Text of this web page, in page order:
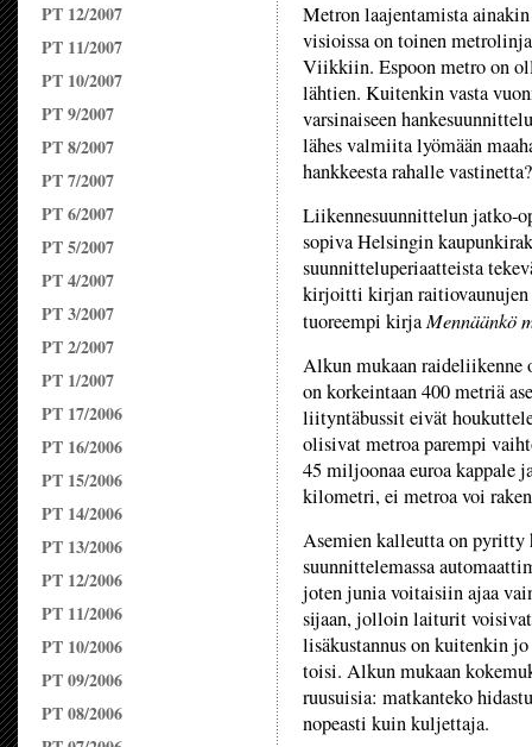
PT 12/2007
PT 11/2007
PT 10/2007
PT 9/2007
PT 8/2007
PT 7/2007
PT 6/2007
PT 5/2007
PT 4/2007
PT 3/2007
PT 2/2007
PT 1/2007
PT 17/2006
PT 16/2006
PT 15/2006
PT 14/2006
PT 13/2006
PT 12/2006
PT 11/2006
PT 10/2006
PT 09/2006
PT 08/2006
Metron laajentamista
visioissa on toinen
Viikkiin. Espoon metro on
lähtien. Kuitenkin vasta
varsinaiseen
lähes valmiita lyömään
hankkeesta rahalle vastinetta?
Liikennesuunnittelun jatko-
sopiva Helsingin
suunnitteluperiaatteista
kirjoitti kirjan raitiovaunujen
tuoreempi kirjaMennäänkö
Alkun mukaan raideliikenne
on korkeintaan 400 metriä
liityntäbussit eivät
olisivat metroa parempi
45 miljoonaa euroa kappale
kilometri, ei metroa voi
Asemien kalleutta on
suunnittelemassa
joten junia voitaisiin ajaa
sijaan, jolloin laiturit
lisäkustannus on kuitenkin
toisi. Alkun mukaan
ruusuisia: matkanteko
nopeasti kuin kuljettaja.